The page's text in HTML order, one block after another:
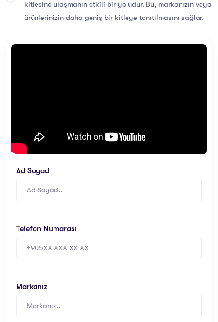
kitlesine ulaşmanın etkili bir yoludur. Bu, markanızın veya
ürünlerinizin daha geniş bir kitleye tanıtılmasını sağlar.
Ad Soyad
Telefon Numarası
Markanız